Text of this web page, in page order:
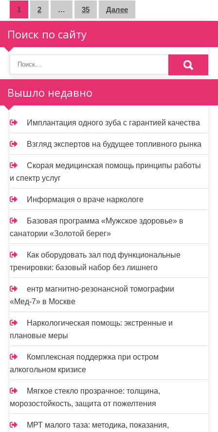
П
а
г
и
н
а
ц
и
я
з
а
п
и
с
е
й
1 2 … 35 Далее
Поиск по сайту
Вышло недавно
Имплантация одного зуба с гарантией качества
Взгляд экспертов на будущее топливного рынка
Скорая медицинская помощь принципы работы
и спектр услуг
Информация о враче наркологе
Базовая программа «Мужское здоровье» в
санатории «Золотой берег»
Как оборудовать зал под функциональные
тренировки: базовый набор без лишнего
ентр магнитно-резонансной томографии
«Мед-7» в Москве
Наркологическая помощь: экстренные и
плановые меры
Комплексная поддержка при остром
алкогольном кризисе
Мягкое стекло прозрачное: толщина,
морозостойкость, защита от пожелтения
МРТ малого таза: методика, показания,